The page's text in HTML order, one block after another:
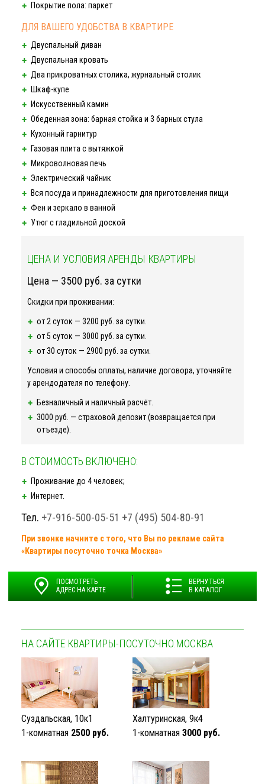
Покрытие пола: паркет
ДЛЯ ВАШЕГО УДОБСТВА В КВАРТИРЕ
Двуспальный диван
Двуспальная кровать
Два прикроватных столика, журнальный столик
Шкаф-купе
Искусственный камин
Обеденная зона: барная стойка и 3 барных стула
Кухонный гарнитур
Газовая плита с вытяжкой
Микроволновая печь
Электрический чайник
Вся посуда и принадлежности для приготовления пищи
Фен и зеркало в ванной
Утюг с гладильной доской
ЦЕНА И УСЛОВИЯ АРЕНДЫ КВАРТИРЫ
Цена — 3500 руб. за сутки
Скидки при проживании:
от 2 суток — 3200 руб. за сутки.
от 5 суток — 3000 руб. за сутки.
от 30 суток — 2900 руб. за сутки.
Условия и способы оплаты, наличие договора, уточняйте
у арендодателя по телефону.
Безналичный и наличный расчёт.
3000 руб. — страховой депозит (возвращается при
отъезде).
В СТОИМОСТЬ ВКЛЮЧЕНО:
Проживание до 4 человек;
Интернет.
Тел. +7-916-500-05-51 +7 (495) 504-80-91
При звонке начните с того, что Вы по рекламе сайта
«Квартиры посуточно точка Москва»
ПОСМОТРЕТЬ
АДРЕС НА КАРТЕ
ВЕРНУТЬСЯ
В КАТАЛОГ
НА САЙТЕ КВАРТИРЫ-ПОСУТОЧНО.МОСКВА
Суздальская, 10к1
1-комнатная 2500 руб.
Халтуринская, 9к4
1-комнатная 3000 руб.